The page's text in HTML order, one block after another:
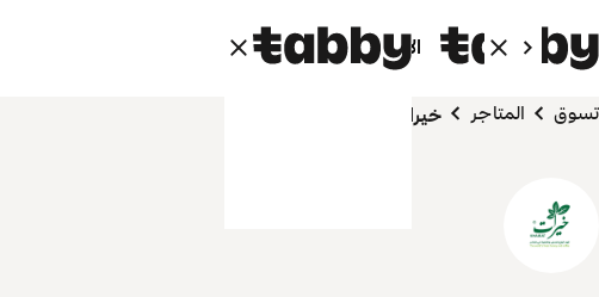
الأفراد الشركاء
تسوق المتاجر خيرات